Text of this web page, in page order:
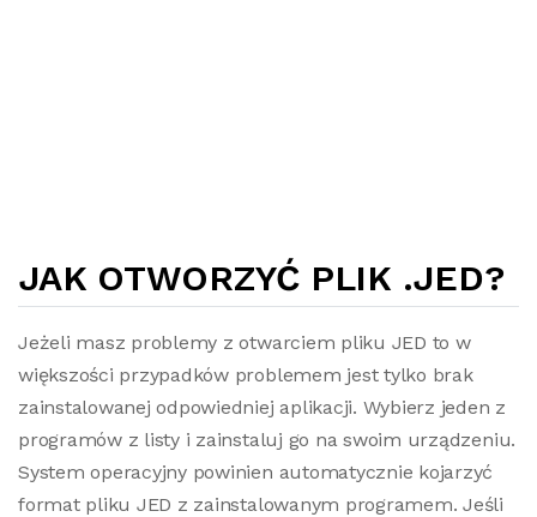
JAK OTWORZYĆ PLIK .JED?
Jeżeli masz problemy z otwarciem pliku JED to w
większości przypadków problemem jest tylko brak
zainstalowanej odpowiedniej aplikacji. Wybierz jeden z
programów z listy i zainstaluj go na swoim urządzeniu.
System operacyjny powinien automatycznie kojarzyć
format pliku JED z zainstalowanym programem. Jeśli